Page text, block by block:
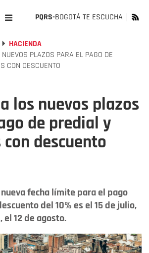
PQRS-BOGOTÁ TE ESCUCHA
HACIENDA
PLAZOS PARA EL PAGO DE
CON DESCUENTO
los nuevos plazos
de predial y
descuento
fecha límite para el pago
del 10% es el 15 de julio,
el 12 de agosto.